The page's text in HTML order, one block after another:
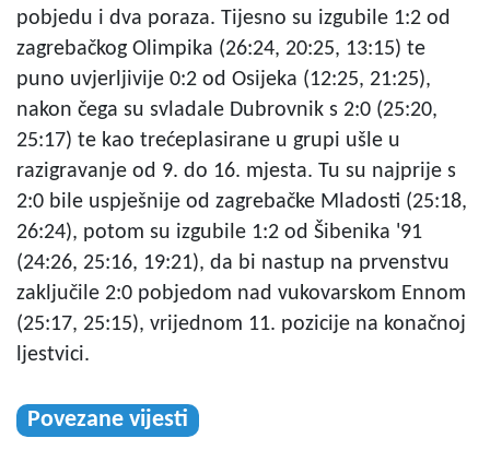
pobjedu i dva poraza. Tijesno su izgubile 1:2 od
zagrebačkog Olimpika (26:24, 20:25, 13:15) te
puno uvjerljivije 0:2 od Osijeka (12:25, 21:25),
nakon čega su svladale Dubrovnik s 2:0 (25:20,
25:17) te kao trećeplasirane u grupi ušle u
razigravanje od 9. do 16. mjesta. Tu su najprije s
2:0 bile uspješnije od zagrebačke Mladosti (25:18,
26:24), potom su izgubile 1:2 od Šibenika '91
(24:26, 25:16, 19:21), da bi nastup na prvenstvu
zaključile 2:0 pobjedom nad vukovarskom Ennom
(25:17, 25:15), vrijednom 11. pozicije na konačnoj
ljestvici.
Povezane vijesti